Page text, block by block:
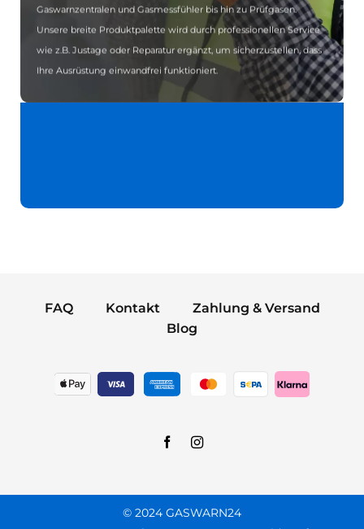
Gaswarnzentralen und Gasmessfühler bis hin zu Prüfgasen.
Unsere breite Produktpalette wird durch professionellen Service
wie z.B. Justage oder Reparatur ergänzt, um sicherzustellen, dass
Ihre Ausrüstung einwandfrei funktioniert.
FAQ Kontakt
Zahlung & Versand
Blog
© 2024 GASWARN24